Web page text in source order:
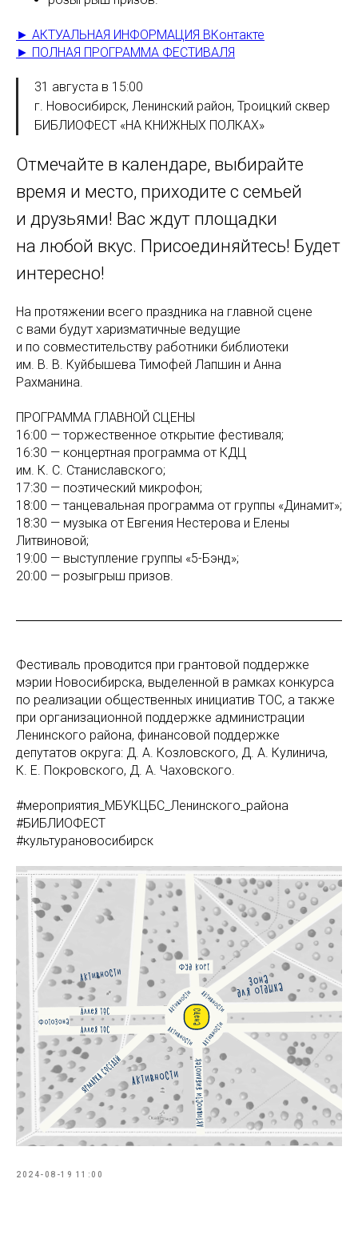
► АКТУАЛЬНАЯ ИНФОРМАЦИЯ ВКонтакте
► ПОЛНАЯ ПРОГРАММА ФЕСТИВАЛЯ
31 августа в 15:00
г. Новосибирск, Ленинский район, Троицкий сквер
БИБЛИОФЕСТ «НА КНИЖНЫХ ПОЛКАХ»
Отмечайте в календаре, выбирайте
время и место, приходите с семьей
и друзьями! Вас ждут площадки
на любой вкус. Присоединяйтесь! Будет
интересно!
На протяжении всего праздника на главной сцене
с вами будут харизматичные ведущие
и по совместительству работники библиотеки
им. В. В. Куйбышева Тимофей Лапшин и Анна
Рахманина.
ПРОГРАММА ГЛАВНОЙ СЦЕНЫ
16:00 — торжественное открытие фестиваля;
16:30 — концертная программа от КДЦ
им. К. С. Станиславского;
17:30 — поэтический микрофон;
18:00 — танцевальная программа от группы «Динамит»;
18:30 — музыка от Евгения Нестерова и Елены
Литвиновой;
19:00 — выступление группы «5-Бэнд»;
20:00 — розыгрыш призов.
Фестиваль проводится при грантовой поддержке
мэрии Новосибирска, выделенной в рамках конкурса
по реализации общественных инициатив ТОС, а также
при организационной поддержке администрации
Ленинского района, финансовой поддержке
депутатов округа: Д. А. Козловского, Д. А. Кулинича,
К. Е. Покровского, Д. А. Чаховского.
#мероприятия_МБУКЦБС_Ленинского_района
#БИБЛИОФЕСТ
#культурановосибирск
2024-08-19 11:00